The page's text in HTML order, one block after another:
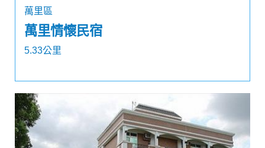
萬里區
萬里情懷民宿
5.33公里